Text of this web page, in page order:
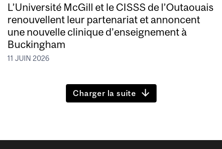
L’Université McGill et le CISSS de l’Outaouais
renouvellent leur partenariat et annoncent
une nouvelle clinique d’enseignement à
Buckingham
11 JUIN 2026
Charger la suite